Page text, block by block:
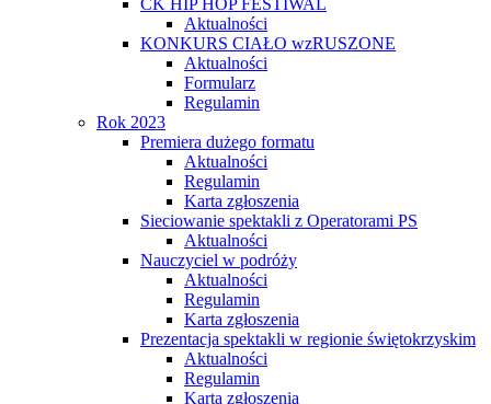
Aktualności
KONKURS CIAŁO wzRUSZONE
Aktualności
Formularz
Regulamin
Rok 2023
Premiera dużego formatu
Aktualności
Regulamin
Karta zgłoszenia
Sieciowanie spektakli z Operatorami PS
Aktualności
Nauczyciel w podróży
Aktualności
Regulamin
Karta zgłoszenia
Prezentacja spektakli w regionie świętokrzyskim
Aktualności
Regulamin
Karta zgłoszenia